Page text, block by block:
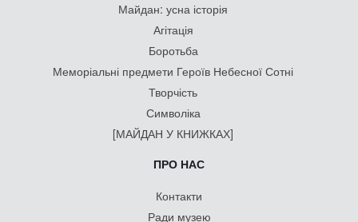
Майдан: усна історія
Агітація
Боротьба
Меморіальні предмети Героїв Небесної Сотні
Творчість
Символіка
[МАЙДАН У КНИЖКАХ]
ПРО НАС
Контакти
Ради музею